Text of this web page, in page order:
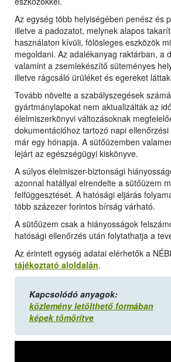
Az egység több helyiségében penész és
illetve a padozatot, melynek alapos
használaton kívüli, fölösleges eszközök
megoldani. Az adalékanyag raktárban, a
valamint a zsemlekészítő süteményes
illetve rágcsáló ürüléket és egereket
Tovább növelte a szabályszegések
gyártmánylapokat nem aktualizálták az
élelmiszerkönyvi változásoknak
dokumentációhoz tartozó napi
már egy hónapja. A sütőüzemben
lejárt az egészségügyi kiskönyve.
A súlyos élelmiszer-biztonsági
azonnal hatállyal elrendelte a sütőüzem
felfüggesztését. A hatósági eljárás
több százezer forintos bírság várható.
A sütőüzem csak a hiányosságok
hatósági ellenőrzés után folytathatja a
Az érintett egység adatai elérhetők a
tájékoztató aloldalán.
Kapcsolódó anyagok:
közlemény letölthető formában
képek tömörítve